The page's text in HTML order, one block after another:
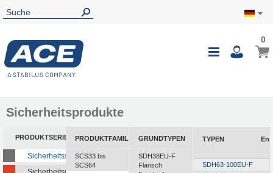
00
Sicherheitsprodukte
PRODUKTSERIEN
Sicherheitsstoßdämpfer
PRODUKTFAMILIEN
SCS33 bis
SCS64
GRUNDTYPEN
SDH38EU-F
Flansch
TYPEN
SDH63-100EU-F